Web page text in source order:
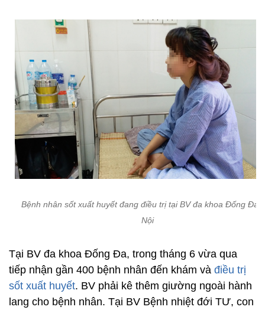
Bệnh nhân sốt xuất huyết đang điều trị tại BV đa khoa Đống Đa,
Nội
Tại BV đa khoa Đống Đa, trong tháng 6 vừa qua
tiếp nhận gần 400 bệnh nhân đến khám và điều trị
sốt xuất huyết. BV phải kê thêm giường ngoài hành
lang cho bệnh nhân. Tại BV Bệnh nhiệt đới TƯ, con